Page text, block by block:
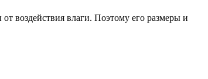
воздействия влаги. Поэтому его размеры и